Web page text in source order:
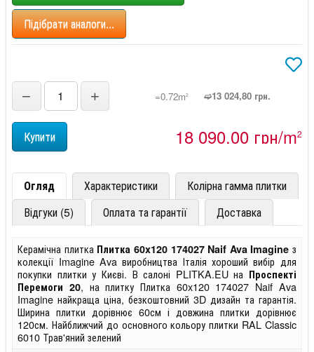
Підібрати аналоги...
− + =0.72m2 ➫13 024,80 грн.
18 090,00 грн/m2
Огляд Характеристики
Колірна гамма плитки
Відгуки (5)
Оплата та гарантії Доставка
Керамічна плитка Плитка 60x120 174027 Naif Ava Imagine з
колекції Imagine Ava виробництва Італія хороший вибір для
покупки плитки у Києві. В салоні PLITKA.EU на Проспекті
Перемоги 20, на плитку Плитка 60x120 174027 Naif Ava
Imagine найкраща ціна, безкоштовний 3D дизайн та гарантія.
Ширина плитки дорівнює 60см і довжина плитки дорівнює
120см. Найближчий до основного кольору плитки RAL Classic
6010 Трав'яний зелений